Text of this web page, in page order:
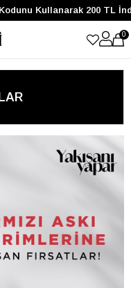
Kullanarak 200 TL
0